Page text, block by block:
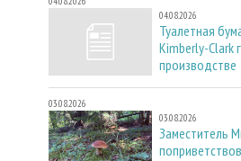
04.08.2026
Туалетная
Kimberly-Clark
производстве
03.08.2026
03.08.2026
Заместитель